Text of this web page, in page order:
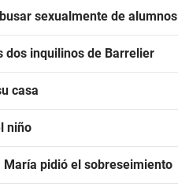
sexualmente de alumnos
dos inquilinos de Barrelier
casa
niño
pidió el sobreseimiento